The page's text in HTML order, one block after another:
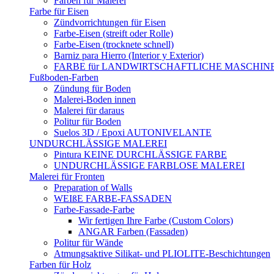
Farbe für Eisen
Zündvorrichtungen für Eisen
Farbe-Eisen (streift oder Rolle)
Farbe-Eisen (trocknete schnell)
Barniz para Hierro (Interior y Exterior)
FARBE für LANDWIRTSCHAFTLICHE
Fußboden-Farben
Zündung für Boden
Malerei-Boden innen
Malerei für daraus
Politur für Boden
Suelos 3D / Epoxi AUTONIVELANTE
UNDURCHLÄSSIGE MALEREI
Pintura KEINE DURCHLÄSSIGE FARBE
UNDURCHLÄSSIGE FARBLOSE MALEREI
Malerei für Fronten
Preparation of Walls
WEIßE FARBE-FASSADEN
Farbe-Fassade-Farbe
Wir fertigen Ihre Farbe (Custom Colors)
ANGAR Farben (Fassaden)
Politur für Wände
Atmungsaktive Silikat- und PLIOLITE-Beschichtungen
Farben für Holz